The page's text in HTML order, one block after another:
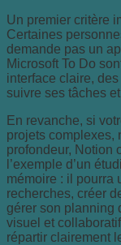
Un premier critère
Certaines
demande pas un
Microsoft To Do
interface claire,
suivre ses tâches
En revanche, si
projets complexes,
profondeur, Notion
l’exemple d’un
mémoire : il pourra
recherches, créer
gérer son planning
visuel et
répartir clairement